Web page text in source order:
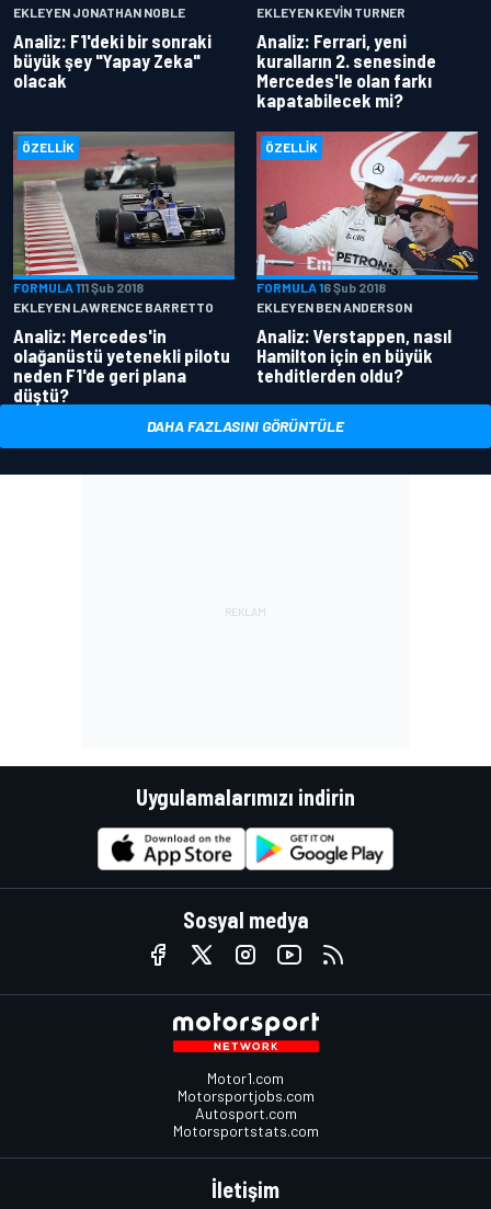
EKLEYEN JONATHAN NOBLE
Analiz: F1'deki bir sonraki
büyük şey "Yapay Zeka"
olacak
EKLEYEN KEVIN TURNER
Analiz: Ferrari, yeni
kuralların 2. senesinde
Mercedes'le olan farkı
kapatabilecek mi?
ÖZELLIK
FORMULA 111 Şub 2018
EKLEYEN LAWRENCE BARRETTO
Analiz: Mercedes'in
olağanüstü yetenekli pilotu
neden F1'de geri plana
düştü?
ÖZELLIK
FORMULA 16 Şub 2018
EKLEYEN BEN ANDERSON
Analiz: Verstappen, nasıl
Hamilton için en büyük
tehditlerden oldu?
DAHA FAZLASINI GÖRÜNTÜLE
Uygulamalarımızı indirin
Sosyal medya
Motor1.com
Motorsportjobs.com
Autosport.com
Motorsportstats.com
İletişim